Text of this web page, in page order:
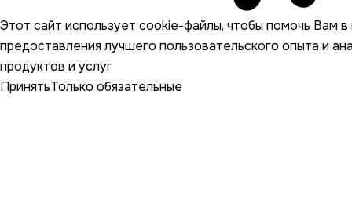
Этот сайт использует cookie-файлы, чтобы помочь Вам в
предоставления лучшего пользовательского опыта и
продуктов и услуг
ПринятьТолько обязательные